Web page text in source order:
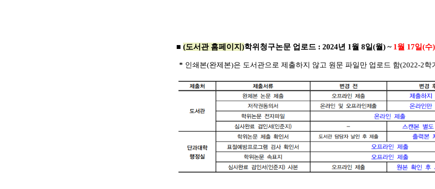
■ (도서관 홈페이지)학위청구논문 업로드 : 2024년 1월 8일(월) ~ 1월 17일(수
* 인쇄본(완제본)은 도서관으로 제출하지 않고 원문 파일만 업로드 함(2022-2학